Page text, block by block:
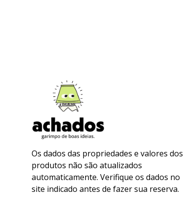
Os dados das propriedades e valores dos
produtos não são atualizados
automaticamente. Verifique os dados no
site indicado antes de fazer sua reserva.